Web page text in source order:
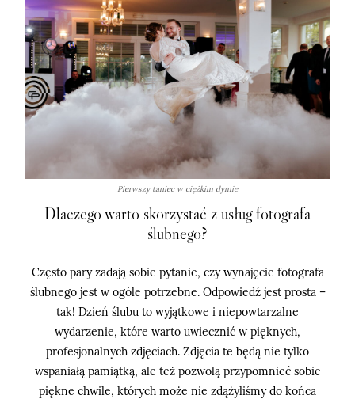
Pierwszy taniec w ciężkim dymie
Dlaczego warto skorzystać z usług fotografa
ślubnego?
Często pary zadają sobie pytanie, czy wynajęcie fotografa
ślubnego jest w ogóle potrzebne. Odpowiedź jest prosta –
tak! Dzień ślubu to wyjątkowe i niepowtarzalne
wydarzenie, które warto uwiecznić w pięknych,
profesjonalnych zdjęciach. Zdjęcia te będą nie tylko
wspaniałą pamiątką, ale też pozwolą przypomnieć sobie
piękne chwile, których może nie zdążyliśmy do końca
O mnie
Blog
Strefa klienta